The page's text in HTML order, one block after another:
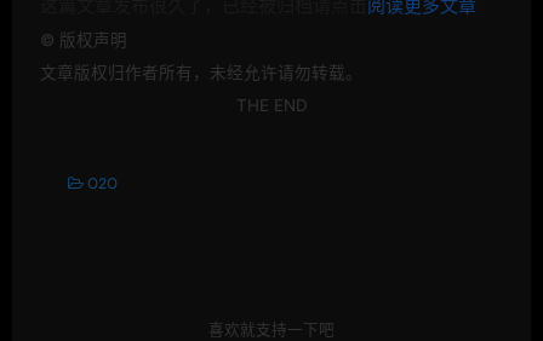
阅读更多文章
© 版权声明
文章版权归作者所有，未经允许请勿转载。
THE END
O2O
喜欢就支持一下吧